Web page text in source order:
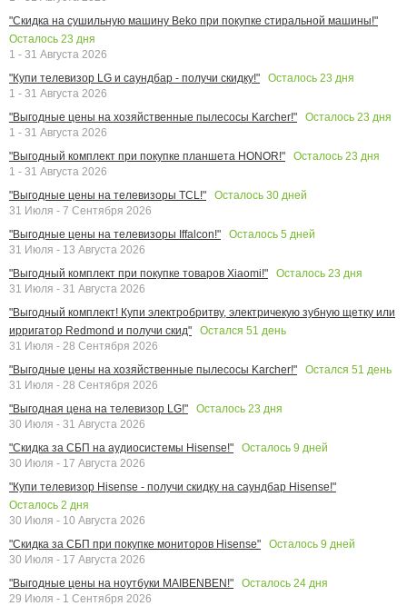
"Скидка на сушильную машину Beko при покупке стиральной машины!"
Осталось 23 дня
1 - 31 Августа 2026
"Купи телевизор LG и саундбар - получи скидку!"
Осталось 23 дня
1 - 31 Августа 2026
"Выгодные цены на хозяйственные пылесосы Karcher!"
Осталось 23 дня
1 - 31 Августа 2026
"Выгодный комплект при покупке планшета HONOR!"
Осталось 23 дня
1 - 31 Августа 2026
"Выгодные цены на телевизоры TCL!"
Осталось 30 дней
31 Июля - 7 Сентября 2026
"Выгодные цены на телевизоры Iffalcon!"
Осталось 5 дней
31 Июля - 13 Августа 2026
"Выгодный комплект при покупке товаров Xiaomi!"
Осталось 23 дня
31 Июля - 31 Августа 2026
"Выгодный комплект! Купи электробритву, электричекую зубную щетку или
ирригатор Redmond и получи скид"
Остался 51 день
31 Июля - 28 Сентября 2026
"Выгодные цены на хозяйственные пылесосы Karcher!"
Остался 51 день
31 Июля - 28 Сентября 2026
"Выгодная цена на телевизор LG!"
Осталось 23 дня
30 Июля - 31 Августа 2026
"Скидка за СБП на аудиосистемы Hisense!"
Осталось 9 дней
30 Июля - 17 Августа 2026
"Купи телевизор Hisense - получи скидку на саундбар Hisense!"
Осталось 2 дня
30 Июля - 10 Августа 2026
"Скидка за СБП при покупке мониторов Hisense"
Осталось 9 дней
30 Июля - 17 Августа 2026
"Выгодные цены на ноутбуки MAIBENBEN!"
Осталось 24 дня
29 Июля - 1 Сентября 2026